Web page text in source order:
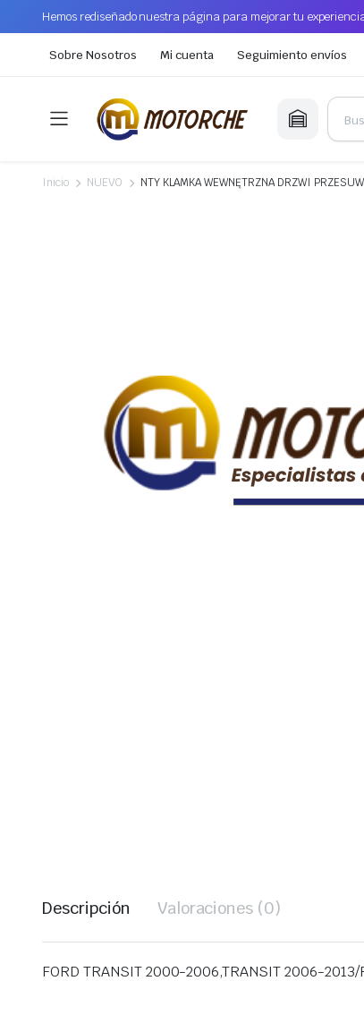
Hemos rediseñado nuestra página para mejorar tu
Sobre Nosotros Mi cuenta Seguimiento envíos
Inicio NUEVO NTY KLAMKA WEWNĘTRZNA DRZWI
Descripción Valoraciones (0)
FORD TRANSIT 2000-2006,TRANSIT 2006-2013/